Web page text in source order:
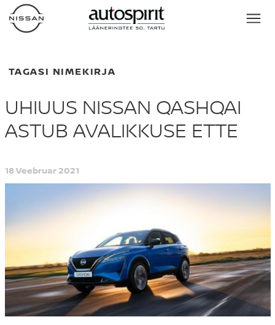
TAGASI NIMEKIRJA
UHIUUS NISSAN QASHQAI
ASTUB AVALIKKUSE ETTE
18 Veebruar 2021